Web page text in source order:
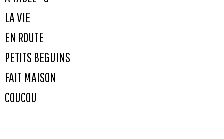
LA VIE
EN ROUTE
PETITS BEGUINS
FAIT MAISON
COUCOU